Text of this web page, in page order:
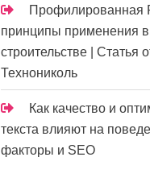
Профилированная
принципы применения в
строительстве | Статья
Технониколь
Как качество и
текста влияют на
факторы и SEO